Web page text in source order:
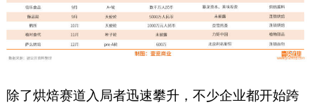
除了烘焙赛道入局者迅速攀升，不少企业都开始跨